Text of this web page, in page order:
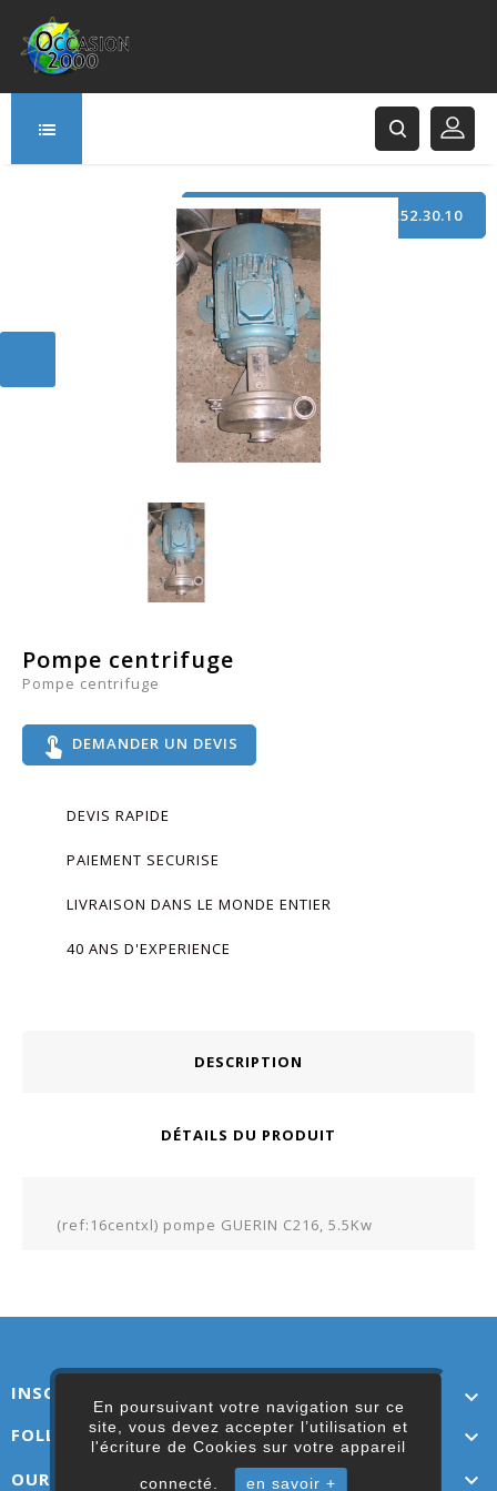
En poursuivant votre navigation sur ce
site, vous devez accepter l’utilisation et
l'écriture de Cookies sur votre appareil
connecté. en savoir +
TÉLÉPHONE : +33 (0)3.21.52.30.10
62120 Saint-Hilaire-Cottes
Pompe centrifuge
Pompe centrifuge
touch_app DEMANDER UN DEVIS
DEVIS RAPIDE
PAIEMENT SECURISE
LIVRAISON DANS LE MONDE ENTIER
40 ANS D'EXPERIENCE
DESCRIPTION
DÉTAILS DU PRODUIT
(ref:16centxl) pompe GUERIN C216, 5.5Kw
INSCRIVEZ-VOUS ICI 
FOLLOW US 
OUR LINKS 